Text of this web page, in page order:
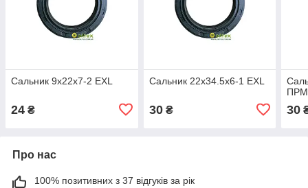
Сальник 9х22х7-2 EXL
24 ₴
Сальник 22х34.5х6-1 EXL
30₴
ПРМ
30
Про нас
100% позитивних з 37 відгуків за рік